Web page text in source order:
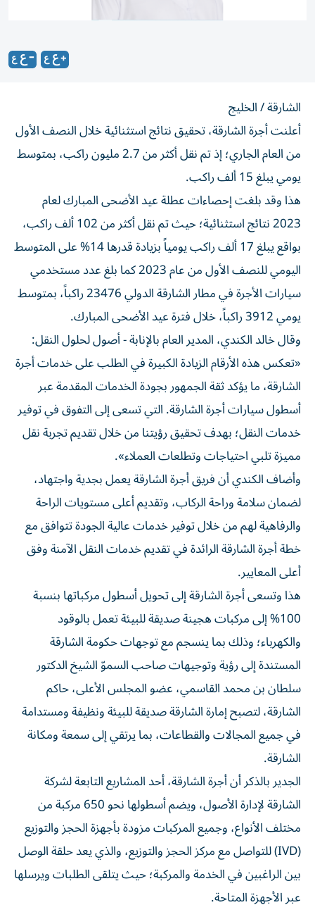
الشارقة / الخليج
أعلنت أجرة الشارقة، تحقيق نتائج استثنائية خلال النصف الأول
من العام الجاري؛ إذ تم نقل أكثر من 2.7 مليون راكب، بمتوسط
يومي يبلغ 15 ألف راكب.
هذا وقد بلغت إحصاءات عطلة عيد الأضحى المبارك لعام
2023 نتائج استثنائية؛ حيث تم نقل أكثر من 102 ألف راكب،
بواقع يبلغ 17 ألف راكب يومياً بزيادة قدرها 14% على المتوسط
اليومي للنصف الأول من عام 2023 كما بلغ عدد مستخدمي
سيارات الأجرة في مطار الشارقة الدولي 23476 راكباً، بمتوسط
يومي 3912 راكباً، خلال فترة عيد الأضحى المبارك.
وقال خالد الكندي، المدير العام بالإنابة - أصول لحلول النقل:
«تعكس هذه الأرقام الزيادة الكبيرة في الطلب على خدمات أجرة
الشارقة، ما يؤكد ثقة الجمهور بجودة الخدمات المقدمة عبر
أسطول سيارات أجرة الشارقة. التي تسعى إلى التفوق في توفير
خدمات النقل؛ بهدف تحقيق رؤيتنا من خلال تقديم تجربة نقل
مميزة تلبي احتياجات وتطلعات العملاء».
وأضاف الكندي أن فريق أجرة الشارقة يعمل بجدية واجتهاد،
لضمان سلامة وراحة الركاب، وتقديم أعلى مستويات الراحة
والرفاهية لهم من خلال توفير خدمات عالية الجودة تتوافق مع
خطة أجرة الشارقة الرائدة في تقديم خدمات النقل الآمنة وفق
أعلى المعايير.
هذا وتسعى أجرة الشارقة إلى تحويل أسطول مركباتها بنسبة
100% إلى مركبات هجينة صديقة للبيئة تعمل بالوقود
والكهرباء؛ وذلك بما ينسجم مع توجهات حكومة الشارقة
المستندة إلى رؤية وتوجيهات صاحب السموّ الشيخ الدكتور
سلطان بن محمد القاسمي، عضو المجلس الأعلى، حاكم
الشارقة، لتصبح إمارة الشارقة صديقة للبيئة ونظيفة ومستدامة
في جميع المجالات والقطاعات، بما يرتقي إلى سمعة ومكانة
الشارقة.
الجدير بالذكر أن أجرة الشارقة، أحد المشاريع التابعة لشركة
الشارقة لإدارة الأصول، ويضم أسطولها نحو 650 مركبة من
مختلف الأنواع، وجميع المركبات مزودة بأجهزة الحجز والتوزيع
(IVD) للتواصل مع مركز الحجز والتوزيع، والذي يعد حلقة الوصل
بين الراغبين في الخدمة والمركبة؛ حيث يتلقى الطلبات ويرسلها
عبر الأجهزة المتاحة.